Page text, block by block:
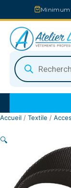
au
contenu
Minimum
Recherche
de
produits
Accueil / Textile /
🔍